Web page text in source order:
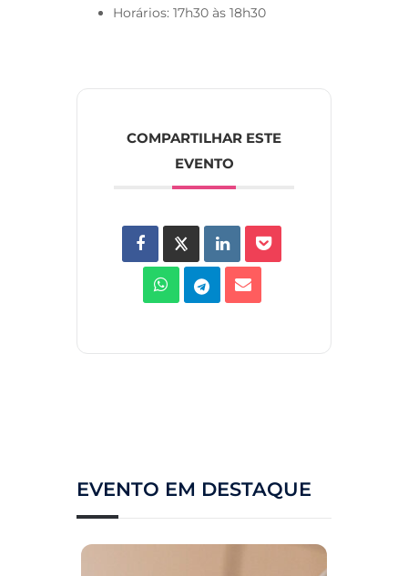
Horários: 17h30 às 18h30
COMPARTILHAR ESTE
EVENTO
EVENTO EM DESTAQUE